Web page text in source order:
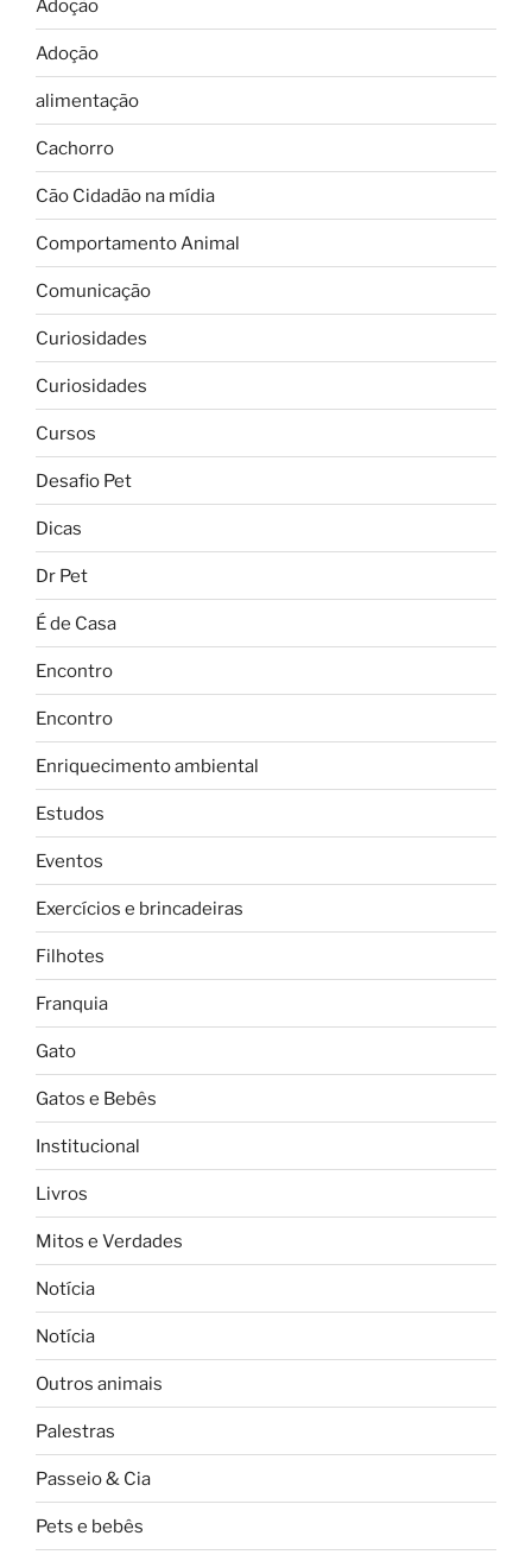
Adoção
Adoção
alimentação
Cachorro
Cão Cidadão na mídia
Comportamento Animal
Comunicação
Curiosidades
Curiosidades
Cursos
Desafio Pet
Dicas
Dr Pet
É de Casa
Encontro
Encontro
Enriquecimento ambiental
Estudos
Eventos
Exercícios e brincadeiras
Filhotes
Franquia
Gato
Gatos e Bebês
Institucional
Livros
Mitos e Verdades
Notícia
Notícia
Outros animais
Palestras
Passeio & Cia
Pets e bebês